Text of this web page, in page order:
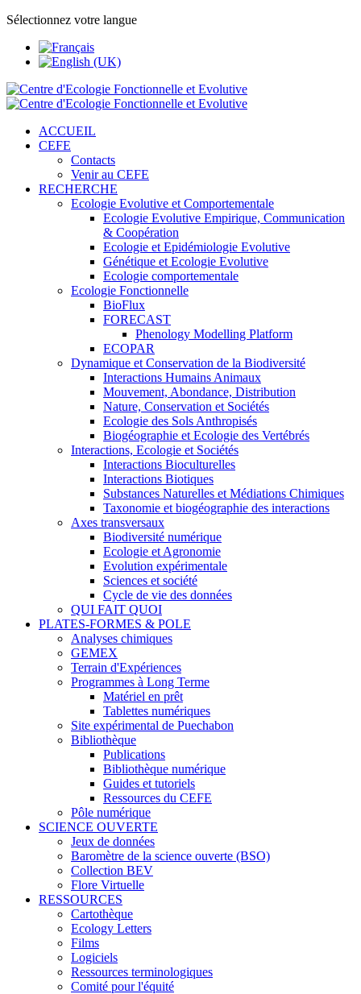
Sélectionnez votre langue
ACCUEIL
CEFE
Contacts
Venir au CEFE
RECHERCHE
Ecologie Evolutive et Comportementale
Ecologie Evolutive Empirique, Communication
& Coopération
Ecologie et Epidémiologie Evolutive
Génétique et Ecologie Evolutive
Ecologie comportementale
Ecologie Fonctionnelle
BioFlux
FORECAST
Phenology Modelling Platform
ECOPAR
Dynamique et Conservation de la Biodiversité
Interactions Humains Animaux
Mouvement, Abondance, Distribution
Nature, Conservation et Sociétés
Ecologie des Sols Anthropisés
Biogéographie et Ecologie des Vertébrés
Interactions, Ecologie et Sociétés
Interactions Bioculturelles
Interactions Biotiques
Substances Naturelles et Médiations Chimiques
Taxonomie et biogéographie des interactions
Axes transversaux
Biodiversité numérique
Ecologie et Agronomie
Evolution expérimentale
Sciences et société
Cycle de vie des données
QUI FAIT QUOI
PLATES-FORMES & POLE
Analyses chimiques
GEMEX
Terrain d'Expériences
Programmes à Long Terme
Matériel en prêt
Tablettes numériques
Site expérimental de Puechabon
Bibliothèque
Publications
Bibliothèque numérique
Guides et tutoriels
Ressources du CEFE
Pôle numérique
SCIENCE OUVERTE
Jeux de données
Baromètre de la science ouverte (BSO)
Collection BEV
Flore Virtuelle
RESSOURCES
Cartothèque
Ecology Letters
Films
Logiciels
Ressources terminologiques
Comité pour l'équité